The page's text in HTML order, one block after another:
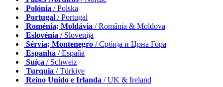
Polónia / Polska
Portugal / Portugal
Roménia; Moldávia / România & Moldova
Eslovénia / Slovenija
Sérvia; Montenegro / Србија и Црна Гора
Espanha / España
Suíça / Schweiz
Turquia / Türkiye
Reino Unido e Irlanda / UK & Ireland